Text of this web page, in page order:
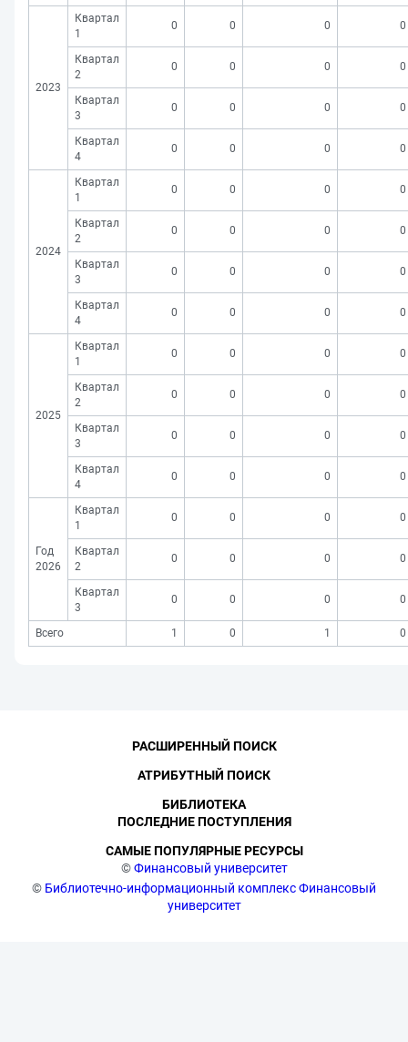
2023
Квартал
1
0 0 0 0
Квартал
2
0 0 0 0
Квартал
3
0 0 0 0
Квартал
4
0 0 0 0
2024
Квартал
1
0 0 0 0
Квартал
2
0 0 0 0
Квартал
3
0 0 0 0
Квартал
4
0 0 0 0
2025
Квартал
1
0 0 0 0
Квартал
2
0 0 0 0
Квартал
3
0 0 0 0
Квартал
4
0 0 0 0
Год
2026
Квартал
1
0 0 0 0
Квартал
2
0 0 0 0
Квартал
3
0 0 0 0
Всего 1 0 1 0
©Финансовый университет
© Библиотечно-информационный комплекс Финансовый
университет
РАСШИРЕННЫЙ ПОИСК
АТРИБУТНЫЙ ПОИСК
БИБЛИОТЕКА
ПОСЛЕДНИЕ ПОСТУПЛЕНИЯ
САМЫЕ ПОПУЛЯРНЫЕ РЕСУРСЫ